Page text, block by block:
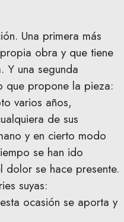
Una primera más
obra y que tiene
Y una segunda
que propone la pieza:
varios años,
de sus
y en cierto modo
se han ido
dolor se hace presente.
suyas:
ocasión se aporta y